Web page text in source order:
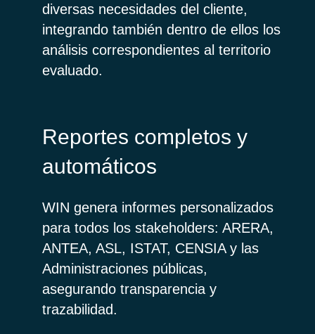
diversas necesidades del cliente,
integrando también dentro de ellos los
análisis correspondientes al territorio
evaluado.
Reportes completos y
automáticos
WIN genera informes personalizados
para todos los stakeholders: ARERA,
ANTEA, ASL, ISTAT, CENSIA y las
Administraciones públicas,
asegurando transparencia y
trazabilidad.